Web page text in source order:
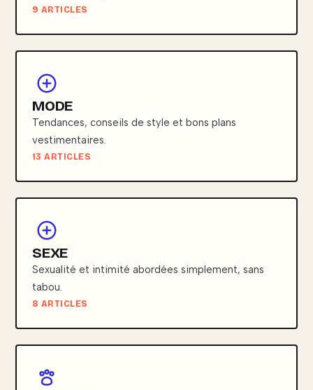
9 ARTICLES
MODE
Tendances, conseils de style et bons plans
vestimentaires.
13 ARTICLES
SEXE
Sexualité et intimité abordées simplement, sans
tabou.
8 ARTICLES